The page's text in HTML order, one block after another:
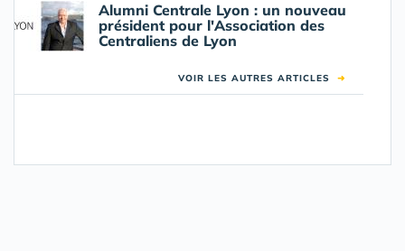
Alumni Centrale Lyon : un nouveau
président pour l'Association des
Centraliens de Lyon
VOIR LES AUTRES ARTICLES ➜